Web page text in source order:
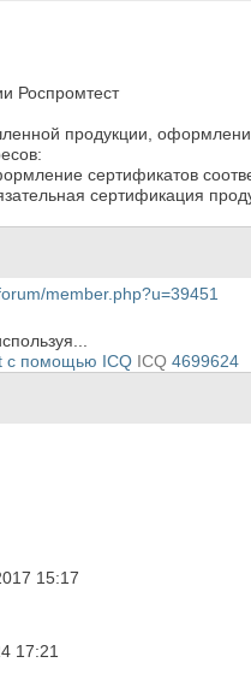
Роспромтест
продукции,
сертификатов
сертификация
member.php?u=39451
ICQ 4699624
15:17
17:21